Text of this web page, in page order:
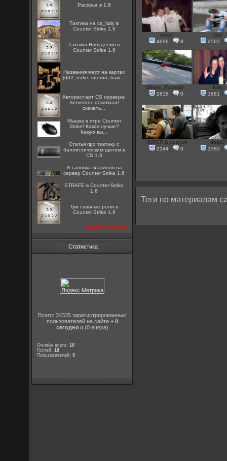
Распрыг в 1.6
Тактика на cs_italy в
Counter Strike 1.6
Тактика Нападения в
Counter Strike 1.6
Названия мест на картах
[dd2, nuke, inferno, train...
Авторестарт CS сервера!
Serverdoc download/
скачать...
Мышка в игре Counter
Strike! Какая лучше?
Какую вы...
Статья про тактику с
баллистическим щитом в
CS 1.6
Установка плагинов на
сервер Counter Strike 1.6
STRAFE в Counter-Strike
1.6
Три главные роли в
Counter Strike 1.6
посмотреть все
Статистика
Всего: 34335 зарегистрированных
пользователей на сайте + 0
сегодняи (0 вчера)
Онлайн всего:18
Гостей:18
Пользователей:0
olovo
4696
| 8
Ozy
2565
|
Ghetto_Football...
2818
| 0
Kitty
1681
|
HUPER & quench
2144 | 0
deqq?
1580
|
Теги по материалам